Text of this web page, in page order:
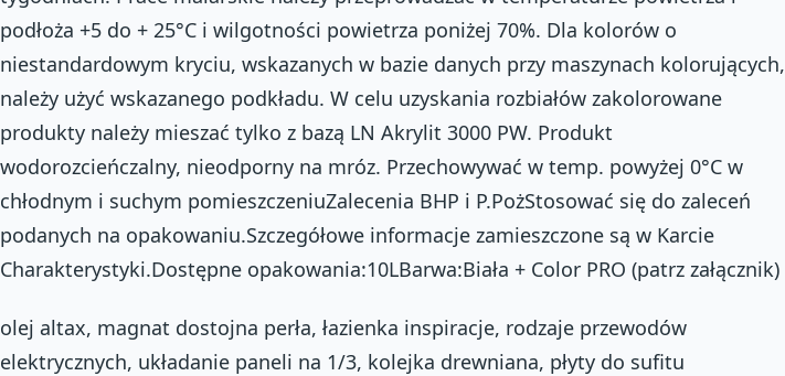
podłoża +5 do + 25°C i wilgotności powietrza poniżej 70%. Dla kolorów o
niestandardowym kryciu, wskazanych w bazie danych przy maszynach kolorujących,
należy użyć wskazanego podkładu. W celu uzyskania rozbiałów zakolorowane
produkty należy mieszać tylko z bazą LN Akrylit 3000 PW. Produkt
wodorozcieńczalny, nieodporny na mróz. Przechowywać w temp. powyżej 0°C w
chłodnym i suchym pomieszczeniuZalecenia BHP i P.PożStosować się do zaleceń
podanych na opakowaniu.Szczegółowe informacje zamieszczone są w Karcie
Charakterystyki.Dostępne opakowania:10LBarwa:Biała + Color PRO (patrz załącznik)
olej altax, magnat dostojna perła, łazienka inspiracje, rodzaje przewodów
elektrycznych, układanie paneli na 1/3, kolejka drewniana, płyty do sufitu